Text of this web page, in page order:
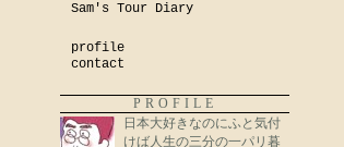
Sam's Tour Diary
profile
contact
PROFILE
日本大好きなのにふと気付
けば人生の三分の一パリ暮